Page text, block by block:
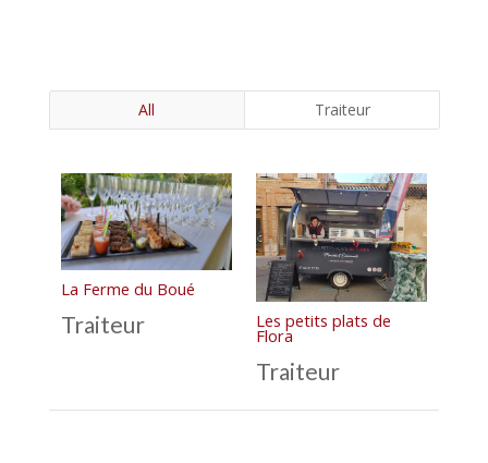
All Traiteur
La Ferme du Boué
Traiteur Les petits plats de
Flora
Traiteur